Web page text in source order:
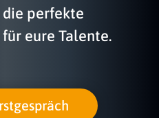
perfekte
eure Talente.